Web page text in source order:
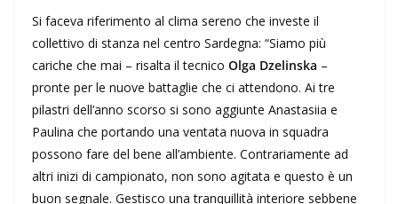
Si faceva riferimento al clima sereno che investe il
collettivo di stanza nel centro Sardegna: “Siamo più
cariche che mai – risalta il tecnico Olga Dzelinska –
pronte per le nuove battaglie che ci attendono. Ai tre
pilastri dell’anno scorso si sono aggiunte Anastasiia e
Paulina che portando una ventata nuova in squadra
possono fare del bene all’ambiente. Contrariamente ad
altri inizi di campionato, non sono agitata e questo è un
buon segnale. Gestisco una tranquillità interiore sebbene